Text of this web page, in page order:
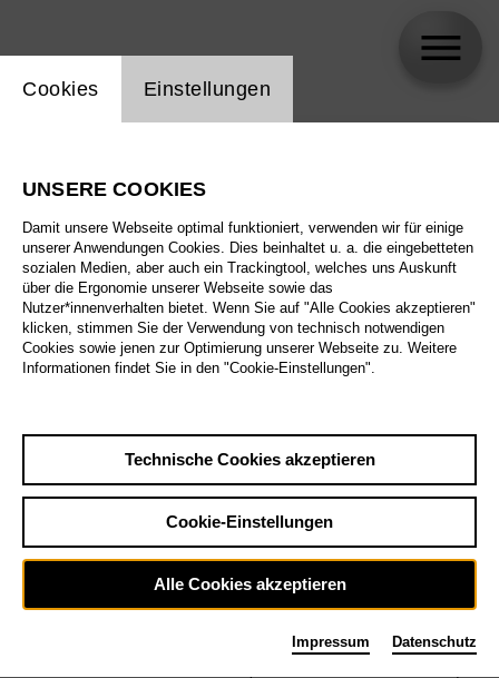
Alle Sparten
Alle Spielstätten
Alle Merkmale
Sa29.8.
Großes Haus
12:00 Eröffnungswochenende
Einstellung Website Cookie
Cookies Einstellungen
UNSERE COOKIES
Damit unsere Webseite optimal funktioniert, verwenden wir für einige
unserer Anwendungen Cookies. Dies beinhaltet u. a. die eingebetteten
sozialen Medien, aber auch ein Trackingtool, welches uns Auskunft
über die Ergonomie unserer Webseite sowie das
Nutzer*innenverhalten bietet. Wenn Sie auf "Alle Cookies akzeptieren"
klicken, stimmen Sie der Verwendung von technisch notwendigen
Cookies sowie jenen zur Optimierung unserer Webseite zu. Weitere
Informationen findet Sie in den "Cookie-Einstellungen".
Technische Cookies akzeptieren
Cookie-Einstellungen
Alle Cookies akzeptieren
Impressum Datenschutz